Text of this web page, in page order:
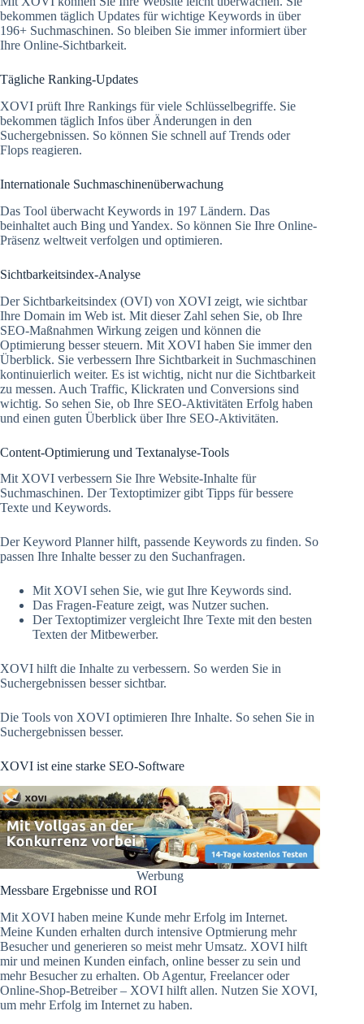
bekommen täglich Updates für wichtige Keywords in über
196+ Suchmaschinen. So bleiben Sie immer informiert über
Ihre Online-Sichtbarkeit.
Tägliche Ranking-Updates
XOVI prüft Ihre Rankings für viele Schlüsselbegriffe. Sie
bekommen täglich Infos über Änderungen in den
Suchergebnissen. So können Sie schnell auf Trends oder
Flops reagieren.
Internationale Suchmaschinenüberwachung
Das Tool überwacht Keywords in 197 Ländern. Das
beinhaltet auch Bing und Yandex. So können Sie Ihre Online-
Präsenz weltweit verfolgen und optimieren.
Sichtbarkeitsindex-Analyse
Der Sichtbarkeitsindex (OVI) von XOVI zeigt, wie sichtbar
Ihre Domain im Web ist. Mit dieser Zahl sehen Sie, ob Ihre
SEO-Maßnahmen Wirkung zeigen und können die
Optimierung besser steuern. Mit XOVI haben Sie immer den
Überblick. Sie verbessern Ihre Sichtbarkeit in Suchmaschinen
kontinuierlich weiter. Es ist wichtig, nicht nur die Sichtbarkeit
zu messen. Auch Traffic, Klickraten und Conversions sind
wichtig. So sehen Sie, ob Ihre SEO-Aktivitäten Erfolg haben
und einen guten Überblick über Ihre SEO-Aktivitäten.
Content-Optimierung und Textanalyse-Tools
Mit XOVI verbessern Sie Ihre Website-Inhalte für
Suchmaschinen. Der Textoptimizer gibt Tipps für bessere
Texte und Keywords.
Der Keyword Planner hilft, passende Keywords zu finden. So
passen Ihre Inhalte besser zu den Suchanfragen.
Mit XOVI sehen Sie, wie gut Ihre Keywords sind.
Das Fragen-Feature zeigt, was Nutzer suchen.
Der Textoptimizer vergleicht Ihre Texte mit den besten
Texten der Mitbewerber.
XOVI hilft die Inhalte zu verbessern. So werden Sie in
Suchergebnissen besser sichtbar.
Die Tools von XOVI optimieren Ihre Inhalte. So sehen Sie in
Suchergebnissen besser.
XOVI ist eine starke SEO-Software
Werbung
Messbare Ergebnisse und ROI
Mit XOVI haben meine Kunde mehr Erfolg im Internet.
Meine Kunden erhalten durch intensive Optmierung mehr
Besucher und generieren so meist mehr Umsatz. XOVI hilft
mir und meinen Kunden einfach, online besser zu sein und
mehr Besucher zu erhalten. Ob Agentur, Freelancer oder
Online-Shop-Betreiber – XOVI hilft allen. Nutzen Sie XOVI,
um mehr Erfolg im Internet zu haben.